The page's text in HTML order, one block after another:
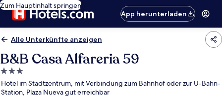
Zum Hauptinhalt springen
App herunterladen
Alle Unterkünfte anzeigen
B&B Casa Alfareria 59
3.0-
Sterne-
Unterkunft
Hotel im Stadtzentrum, mit Verbindung zum Bahnhof oder zur U-Bahn-
Station, Plaza Nueva gut erreichbar